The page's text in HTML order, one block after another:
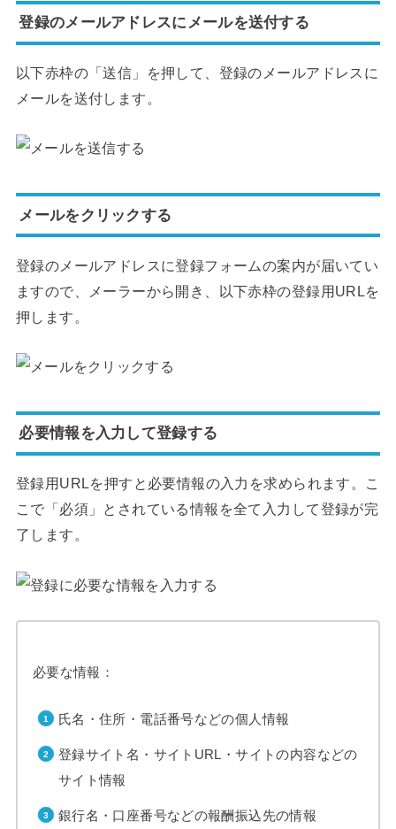
登録のメールアドレスにメールを送付する
以下赤枠の「送信」を押して、登録のメールアドレスに
メールを送付します。
メールをクリックする
登録のメールアドレスに登録フォームの案内が届いてい
ますので、メーラーから開き、以下赤枠の登録用URLを
押します。
必要情報を入力して登録する
登録用URLを押すと必要情報の入力を求められます。こ
こで「必須」とされている情報を全て入力して登録が完
了します。
必要な情報：
氏名・住所・電話番号などの個人情報
登録サイト名・サイトURL・サイトの内容などの
サイト情報
銀行名・口座番号などの報酬振込先の情報